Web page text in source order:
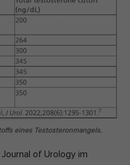
eines Testosteronmangels.
Journal of Urology im